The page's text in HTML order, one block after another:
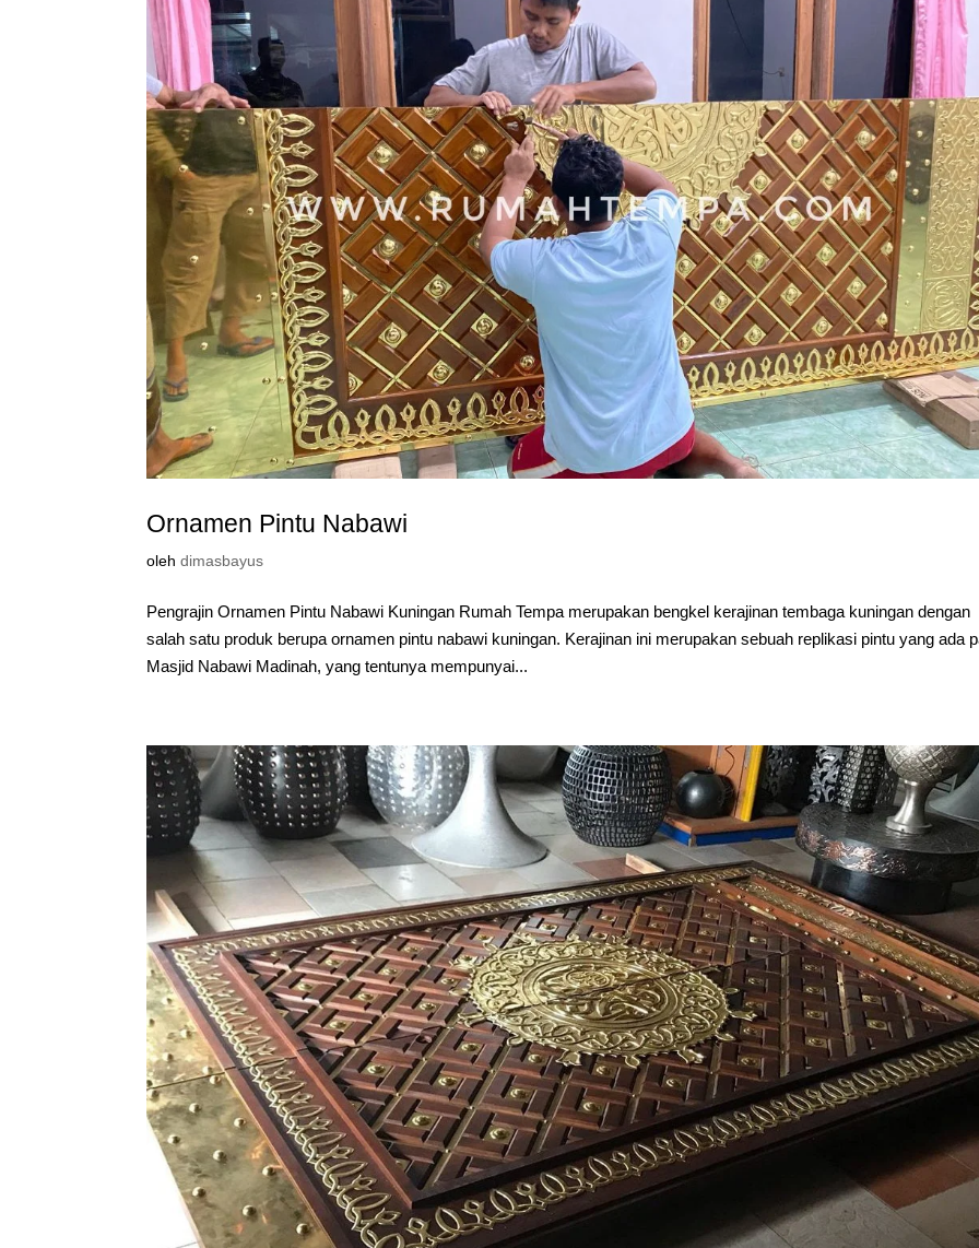
Ornamen Pintu Nabawi
olehdimasbayus
Pengrajin Ornamen Pintu Nabawi Kuningan Rumah Tempa merupakan bengkel kerajinan tembaga kuningan dengan
salah satu produk berupa ornamen pintu nabawi kuningan. Kerajinan ini merupakan sebuah replikasi pintu yang ada
Masjid Nabawi Madinah, yang tentunya mempunyai...